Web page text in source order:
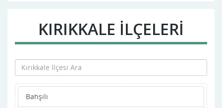
KIRIKKALE İLÇELERİ
Bahşılı